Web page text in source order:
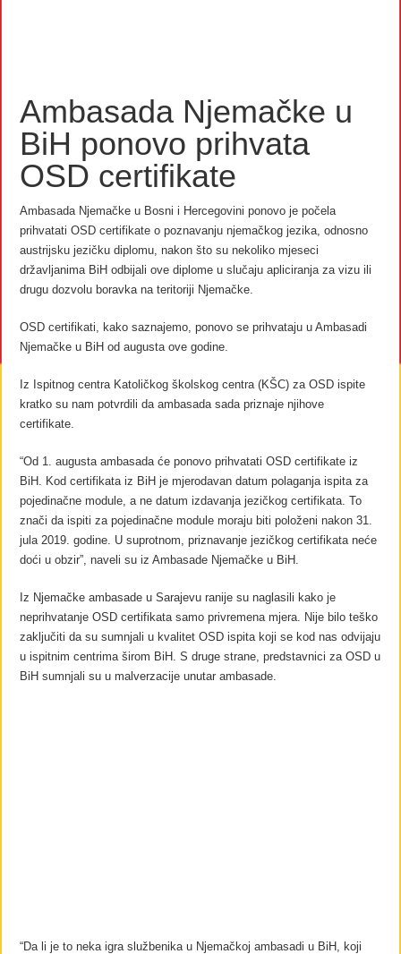
Ambasada Njemačke u
BiH ponovo prihvata
OSD certifikate
Ambasada Njemačke u Bosni i Hercegovini ponovo je počela
prihvatati OSD certifikate o poznavanju njemačkog jezika, odnosno
austrijsku jezičku diplomu, nakon što su nekoliko mjeseci
državljanima BiH odbijali ove diplome u slučaju apliciranja za vizu ili
drugu dozvolu boravka na teritoriji Njemačke.
OSD certifikati, kako saznajemo, ponovo se prihvataju u Ambasadi
Njemačke u BiH od augusta ove godine.
Iz Ispitnog centra Katoličkog školskog centra (KŠC) za OSD ispite
kratko su nam potvrdili da ambasada sada priznaje njihove
certifikate.
“Od 1. augusta ambasada će ponovo prihvatati OSD certifikate iz
BiH. Kod certifikata iz BiH je mjerodavan datum polaganja ispita za
pojedinačne module, a ne datum izdavanja jezičkog certifikata. To
znači da ispiti za pojedinačne module moraju biti položeni nakon 31.
jula 2019. godine. U suprotnom, priznavanje jezičkog certifikata neće
doći u obzir”, naveli su iz Ambasade Njemačke u BiH.
Iz Njemačke ambasade u Sarajevu ranije su naglasili kako je
neprihvatanje OSD certifikata samo privremena mjera. Nije bilo teško
zaključiti da su sumnjali u kvalitet OSD ispita koji se kod nas odvijaju
u ispitnim centrima širom BiH. S druge strane, predstavnici za OSD u
BiH sumnjali su u malverzacije unutar ambasade.
“Da li je to neka igra službenika u Njemačkoj ambasadi u BiH, koji